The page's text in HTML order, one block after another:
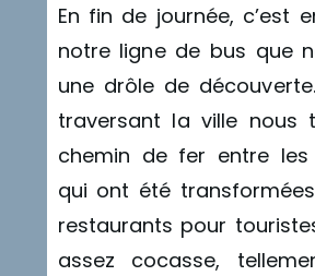
En fin de journée, c’est
notre ligne de bus que
une drôle de
traversant la ville nous
chemin de fer entre les
qui ont été
restaurants pour
assez cocasse,